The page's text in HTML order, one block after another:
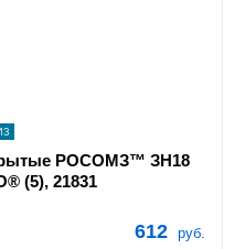
РОСОМЗ™ ЗН18
(5), 21831
612 руб.